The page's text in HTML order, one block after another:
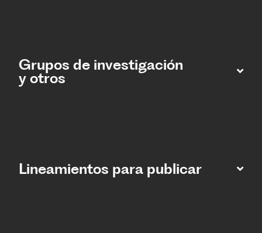
Grupos de investigación
y otros
Lineamientos para publicar